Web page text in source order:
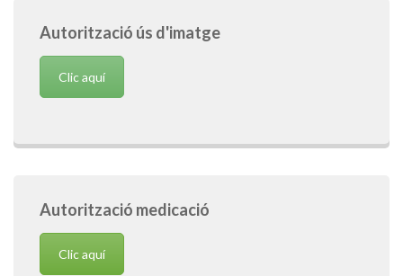
Autorització ús d'imatge
Clic aquí
Autorització medicació
Clic aquí